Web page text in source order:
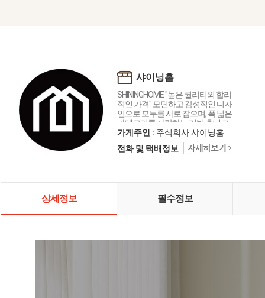
샤이닝홈
SHININGHOME "높은 퀄리티외 합리
적인 가격" 모던하고 감성적인 디자
인으로 모두를 사로 잡으며, 폭 넓은
카테고리를 자랑하는 리빙 홈데코
인테리어 샤이닝홈입니다.
가게주인 : 주식회사 샤이닝홈
전화 및 택배정보
상세정보 필수정보